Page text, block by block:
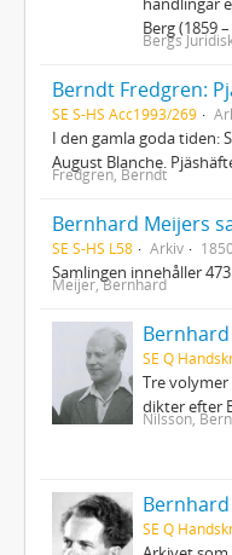
Berg (1859
Bergs
Berndt Fredgren:
SE S-HS Acc1993/269
I den gamla goda tiden:
August Blanche.
Fredgren, Berndt
Bernhard Meijers
SE S-HS L58 Arkiv
Samlingen innehåller
Meijer, Bernhard
SE Q
Tre
dikter efter
Nilsson,
SE Q